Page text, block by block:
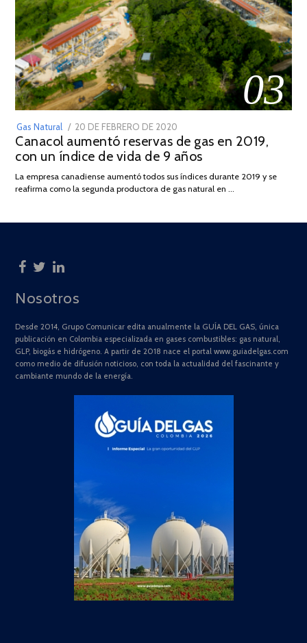
03
Gas Natural
POSTED
ON
20 DE FEBRERO DE 2020
DE
JULIO
2025
Canacol aumentó reservas de gas en 2019,
con un índice de vida de 9 años
La empresa canadiense aumentó todos sus índices durante 2019 y se
reafirma como la segunda productora de gas natural en …
Nosotros
Desde 2014, Grupo Comunicar edita anualmente la GUÍA DEL GAS, única
publicación en Colombia especializada en gases combustibles: gas natural,
GLP, biogás e hidrógeno. A partir de 2018 nace el portal www.guiadelgas.com
como medio de difusión noticioso, con toda la actualidad del fascinante y
cambiante mundo de la energía.